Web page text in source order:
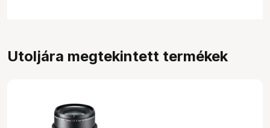
Utoljára megtekintett termékek